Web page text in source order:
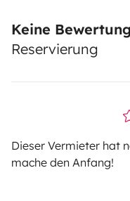
Keine Bewertung
Reservierung
Dieser Vermieter hat
mache den Anfang!